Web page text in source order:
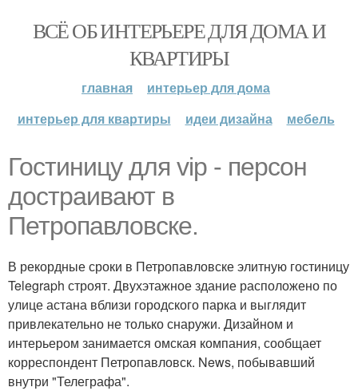
ВСЁ ОБ ИНТЕРЬЕРЕ ДЛЯ ДОМА И
КВАРТИРЫ
главная
интерьер для дома
интерьер для квартиры
идеи дизайна мебель
Гостиницу для vip - персон
достраивают в
Петропавловске.
В рекордные сроки в Петропавловске элитную гостиницу
Telegraph строят. Двухэтажное здание расположено по
улице астана вблизи городского парка и выглядит
привлекательно не только снаружи. Дизайном и
интерьером занимается омская компания, сообщает
корреспондент Петропавловск. News, побывавший
внутри "Телеграфа".